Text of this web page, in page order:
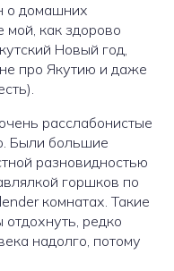
о домашних
мой, как здорово
Новый год,
про Якутию и даже
расслабонистые
Были большие
разновидностью
горшков по
комнатах. Такие
отдохнуть, редко
надолго, потому